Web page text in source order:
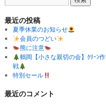
最近の投稿
夏季休業のお知らせ
会員のつどい
熊に注意
鶴岡【小さな親切の会】ｸﾘｰﾝ作
戦
特別セール
最近のコメント